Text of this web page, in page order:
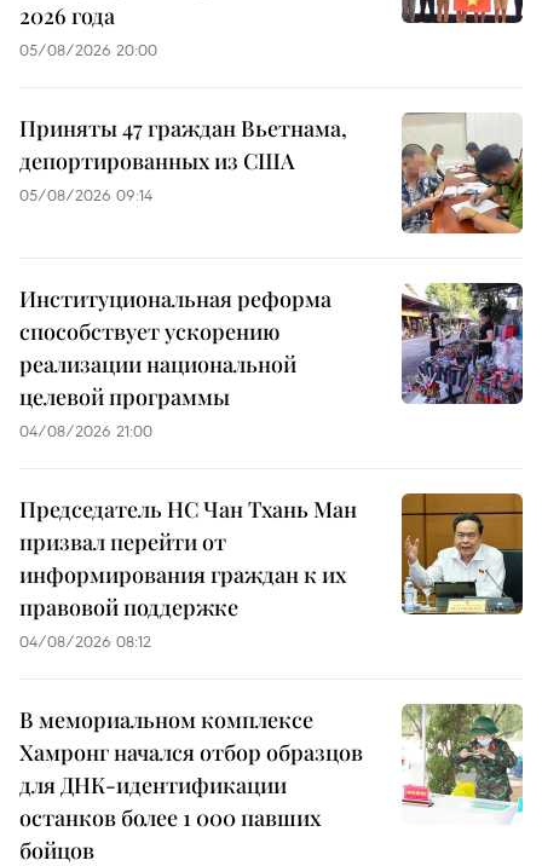
2026 года
05/08/2026 20:00
Приняты 47 граждан Вьетнама,
депортированных из США
05/08/2026 09:14
Институциональная реформа
способствует ускорению
реализации национальной
целевой программы
04/08/2026 21:00
Председатель НС Чан Тхань Ман
призвал перейти от
информирования граждан к их
правовой поддержке
04/08/2026 08:12
В мемориальном комплексе
Хамронг начался отбор образцов
для ДНК-идентификации
останков более 1 000 павших
бойцов